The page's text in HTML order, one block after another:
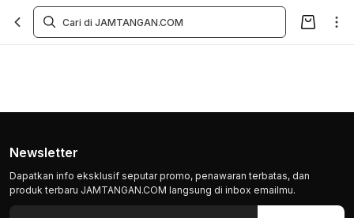
Newsletter
Dapatkan info eksklusif seputar promo, penawaran terbatas, dan
produk terbaru JAMTANGAN.COM langsung di inbox emailmu.